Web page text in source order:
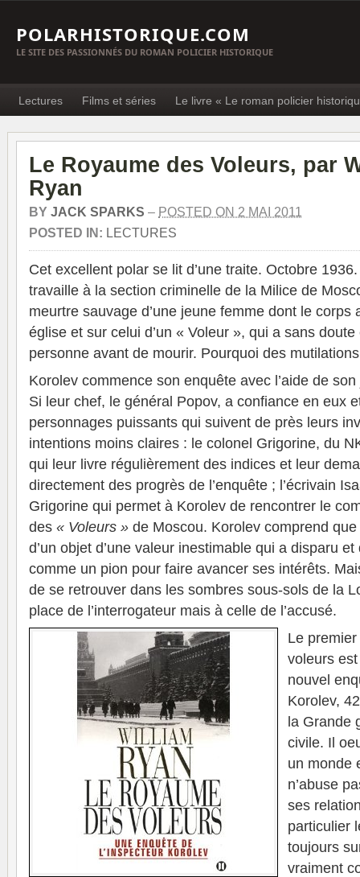
POLARHISTORIQUE.COM
LE SITE DES PASSIONNÉS DU ROMAN POLICIER HISTORIQUE
Lectures Films et séries Le livre « Le roman policier
Le Royaume des Voleurs, par
Ryan
BY JACK SPARKS – POSTED ON 2 MAI 2011
POSTED IN: LECTURES
Cet excellent polar se lit d’une traite. Octobre
travaille à la section criminelle de la Milice de
meurtre sauvage d’une jeune femme dont le corps
église et sur celui d’un « Voleur », qui a sans
personne avant de mourir. Pourquoi des
Korolev commence son enquête avec l’aide de
Si leur chef, le général Popov, a confiance en eux
personnages puissants qui suivent de près leurs
intentions moins claires : le colonel Grigorine, du
qui leur livre régulièrement des indices et leur
directement des progrès de l’enquête ; l’écrivain
Grigorine qui permet à Korolev de rencontrer le
des « Voleurs » de Moscou. Korolev comprend
d’un objet d’une valeur inestimable qui a disparu et
comme un pion pour faire avancer ses intérêts.
de se retrouver dans les sombres sous-sols de la
place de l’interrogateur mais à celle de l’accusé.
Le
voleurs
nouvel
Korolev,
la Grande
civile. Il
un monde
n’abuse
ses
particulier
toujours
vraiment